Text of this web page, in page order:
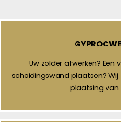
Uw zolder afwerken?
scheidingswand plaatsen?
plaatsing van